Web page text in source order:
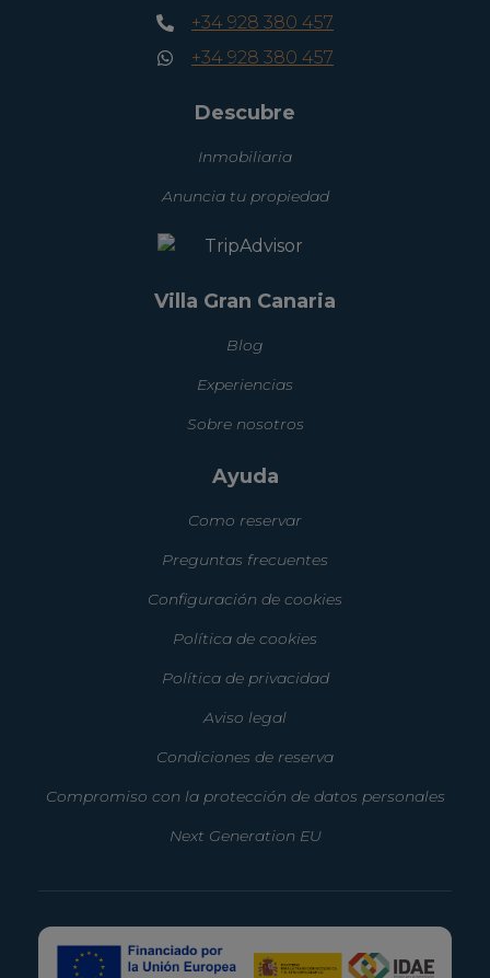
+34 928 380 457
+34 928 380 457
Descubre
Inmobiliaria
Anuncia tu propiedad
Villa Gran Canaria
Blog
Experiencias
Sobre nosotros
Ayuda
Como reservar
Preguntas frecuentes
Configuración de cookies
Política de cookies
Política de privacidad
Aviso legal
Condiciones de reserva
Compromiso con la protección de datos personales
Next Generation EU